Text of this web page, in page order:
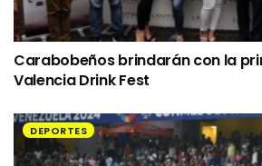
Carabobeños brindarán con la
Valencia Drink Fest
DEPORTES